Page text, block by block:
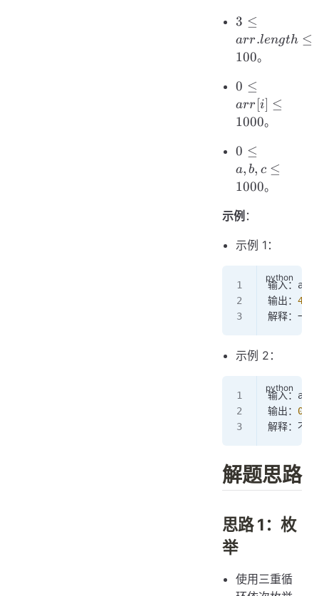
| \le
c
3 \le
arr.length
\le 100
3 ≤
arr.length ≤
100。
0 \le
arr[i]
\le
0 ≤
arr [i] ≤
1000。
0 \le
a, b,
c \le
0 ≤
a, b, c ≤
1000。
示例 ：
示例 1：
输入：
输出： 4
解释：一
示例 2：
输入：
输出： 0
解释：不
解题思路
思路 1：枚
举
使用三重循